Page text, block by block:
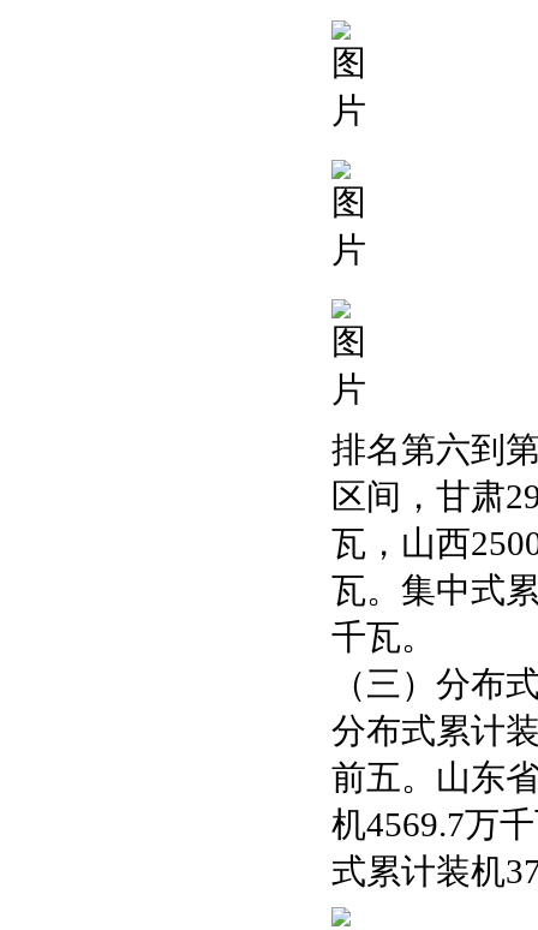
排名第六到
区间，甘肃
瓦，山西
瓦。集中式
千瓦。
（三）分布
分布式累计
前五。山东
机4569.7万
式累计装机